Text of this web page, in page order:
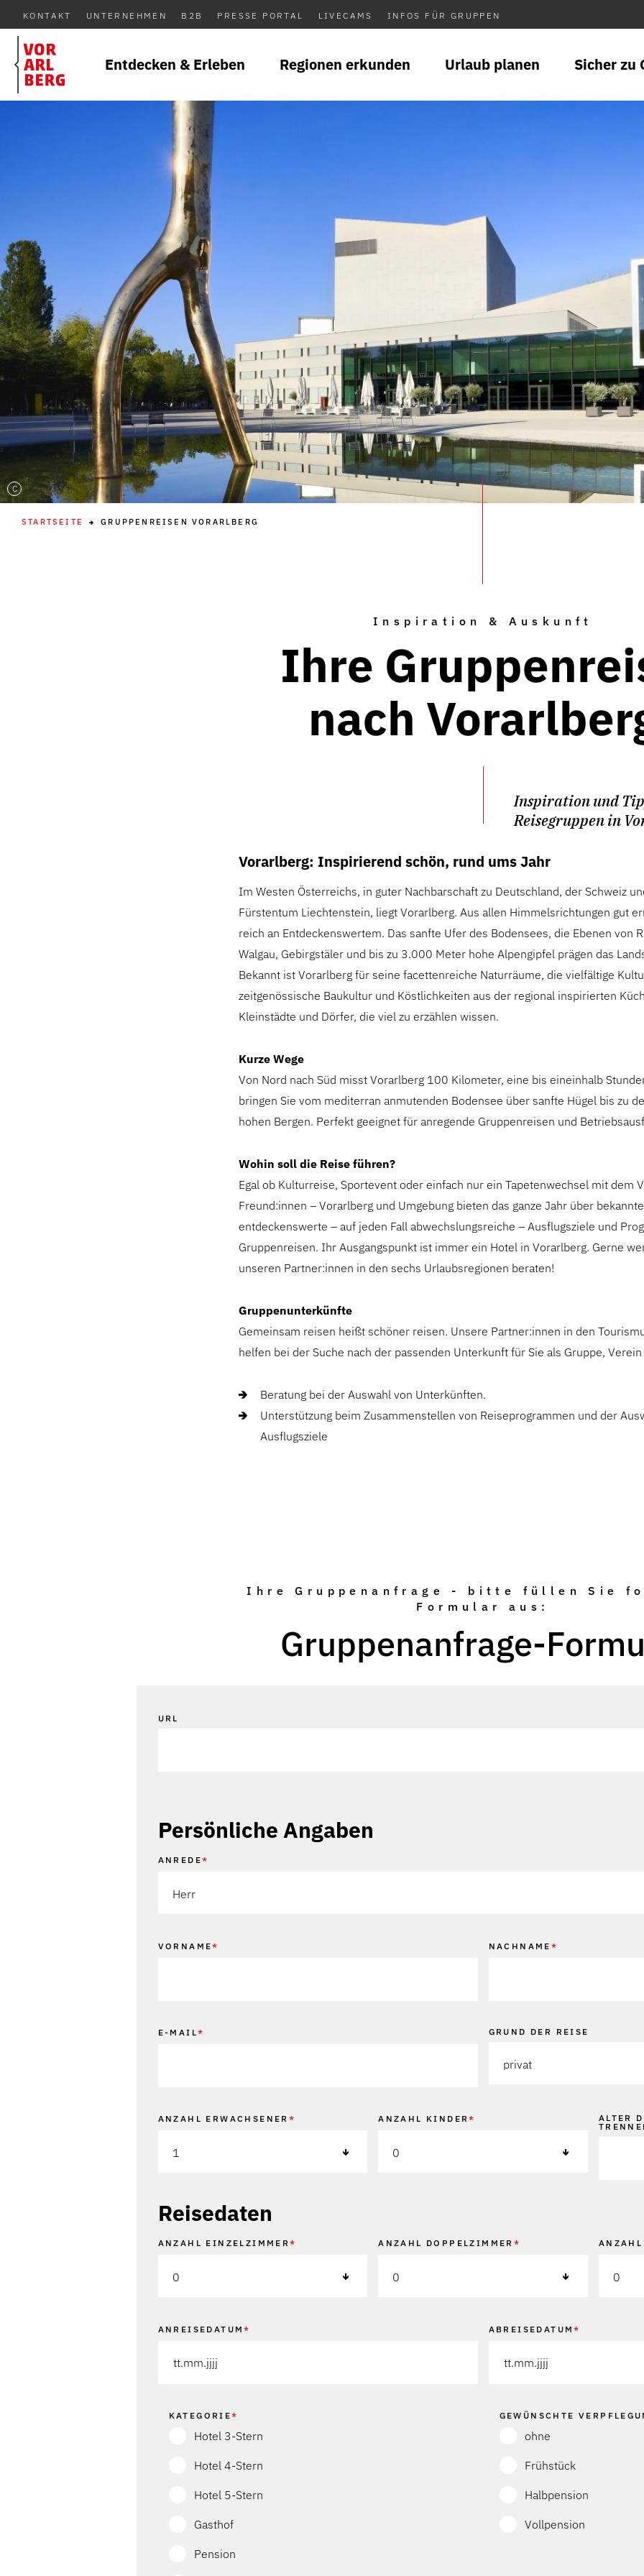
KONTAKT UNTERNEHMEN B2B PRESSE PORTAL LIVECAMS INFOS FÜR GRUPPEN
Entdecken & Erleben Regionen erkunden Urlaub planen Sicher zu
C
STARTSEITE GRUPPENREISEN VORARLBERG
Inspiration & Auskunft
Ihre
nach
Inspiration und
Reisegruppen in
Vorarlberg: Inspirierend schön, rund ums Jahr
Im Westen Österreichs, in guter Nachbarschaft zu Deutschland, der Schweiz
Fürstentum Liechtenstein, liegt Vorarlberg. Aus allen Himmelsrichtungen gut
reich an Entdeckenswertem. Das sanfte Ufer des Bodensees, die Ebenen von
Walgau, Gebirgstäler und bis zu 3.000 Meter hohe Alpengipfel prägen das
Bekannt ist Vorarlberg für seine facettenreiche Naturräume, die vielfältige
zeitgenössische Baukultur und Köstlichkeiten aus der regional inspirierten
Kleinstädte und Dörfer, die viel zu erzählen wissen.
Kurze Wege
Von Nord nach Süd misst Vorarlberg 100 Kilometer, eine bis eineinhalb
bringen Sie vom mediterran anmutenden Bodensee über sanfte Hügel bis zu
hohen Bergen. Perfekt geeignet für anregende Gruppenreisen und
Wohin soll die Reise führen?
Egal ob Kulturreise, Sportevent oder einfach nur ein Tapetenwechsel mit dem
Freund:innen – Vorarlberg und Umgebung bieten das ganze Jahr über
entdeckenswerte – auf jeden Fall abwechslungsreiche – Ausflugsziele und
Gruppenreisen. Ihr Ausgangspunkt ist immer ein Hotel in Vorarlberg. Gerne
unseren Partner:innen in den sechs Urlaubsregionen beraten!
Gruppenunterkünfte
Gemeinsam reisen heißt schöner reisen. Unsere Partner:innen in den
helfen bei der Suche nach der passenden Unterkunft für Sie als Gruppe,
Beratung bei der Auswahl von Unterkünften.
Unterstützung beim Zusammenstellen von Reiseprogrammen und der
Ausflugsziele
Ihre Gruppenanfrage - bitte füllen Sie
Formular aus:
Gruppenanfrage-
URL
Persönliche Angaben
ANREDE*
Herr
VORNAME* NACHNAME *
E-MAIL* GRUND DER REISE
privat
ANZAHL ERWACHSENER *
1
ANZAHL KINDER*
0
ALTER
Reisedaten
ANZAHL EINZELZIMMER*
0
ANZAHL DOPPELZIMMER *
0 0
ANREISEDATUM*
Punkt
Punkt
ABREISEDATUM*
GEWÜNSCHTE
ohne
Frühstück
Halbpension
Vollpension
KATEGORIE*
Hotel 3-Stern
Hotel 4-Stern
Hotel 5-Stern
Gasthof
Pension